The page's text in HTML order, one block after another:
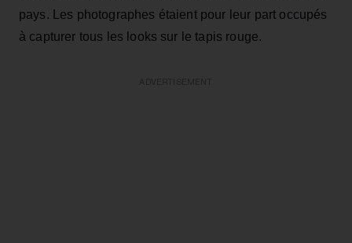
pays. Les photographes étaient pour leur part occupés
à capturer tous les looks sur le tapis rouge.